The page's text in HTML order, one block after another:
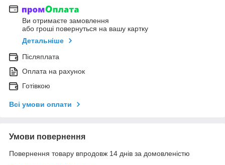
Ви отримаєте замовлення
або гроші повернуться на вашу картку
Детальніше
Післяплата
Оплата на рахунок
Готівкою
Всі умови оплати
Умови повернення
Повернення товару впродовж 14 днів за домовленістю